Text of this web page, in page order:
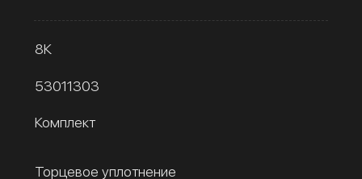
8К
53011303
Комплект
Торцевое уплотнение